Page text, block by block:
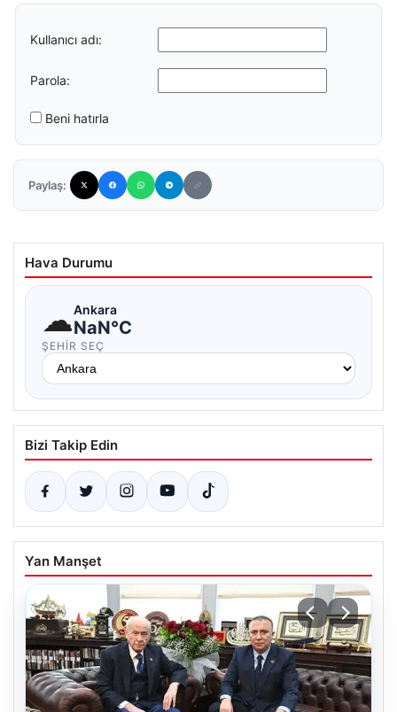
Kullanıcı adı:
Parola:
Beni hatırla
Paylaş:
Hava Durumu
☁Ankara
NaN°C
ŞEHIR SEÇ
Bizi Takip Edin
Yan Manşet